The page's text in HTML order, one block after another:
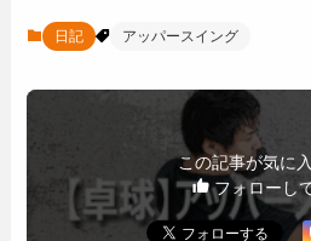
日記 アッパースイング
この記事が気に
フォローし